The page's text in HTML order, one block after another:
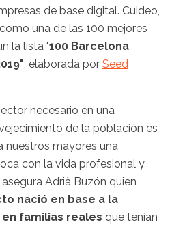
de base digital. Cuideo,
una de las 100 mejores
la lista "100 Barcelona
, elaborada por Seed
necesario en una
de la población es
nuestros mayores una
con la vida profesional y
Adrià Buzón quien
nació en base a la
familias reales que tenían